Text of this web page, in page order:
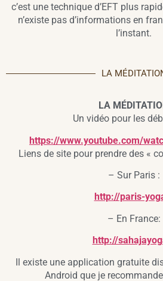
c’est une technique d’EFT plus
n’existe pas d’informations en
l’instant.
LA
LA
Un vidéo pour les
https://www.youtube.com/
Liens de site pour prendre des «
– Sur Paris :
http://paris-
– En France:
http://
Il existe une application gratuite
Android que je